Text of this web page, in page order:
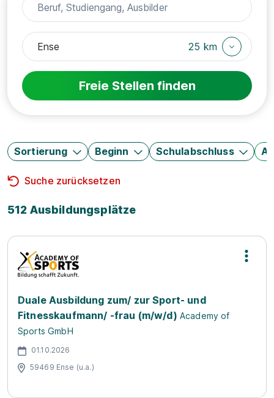
25 km
Freie Stellen finden
Sortierung Beginn Schulabschluss
Suche zurücksetzen
512 Ausbildungsplätze
Duale Ausbildung zum/ zur Sport- und
Fitnesskaufmann/ -frau (m/w/d) Academy of
Sports GmbH
01.10.2026
59469 Ense (u.a.)